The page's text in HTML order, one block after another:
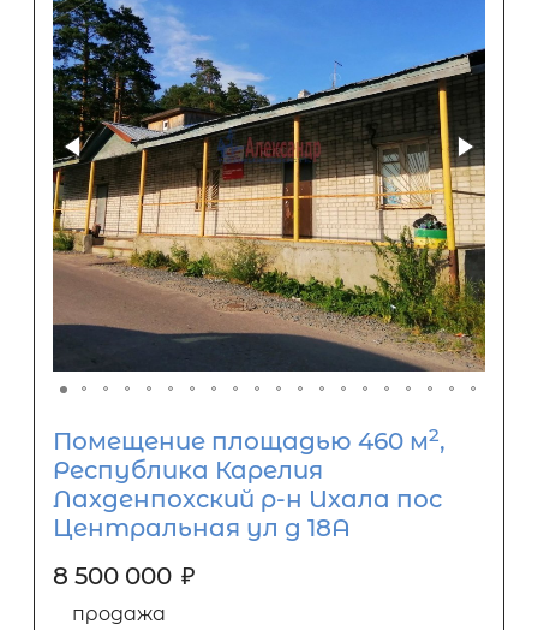
Помещение площадью 460 м2,
Республика Карелия
Лахденпохский р-н Ихала пос
Центральная ул д 18А
8 500 000 ₽
продажа